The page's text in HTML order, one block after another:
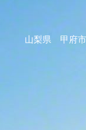
山梨県 甲府